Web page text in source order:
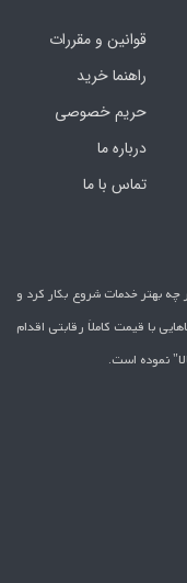
قوانین و مقررات
راهنما خرید
حریم خصوصی
درباره ما
تماس با ما
در ارائه هر چه بهتر خدمات شروع بکار کرد و
با قیمت کاملاَ رقابتی اقدام
نموده است.